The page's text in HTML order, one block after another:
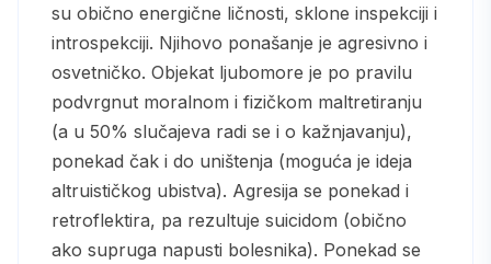
su obično energične ličnosti, sklone inspekciji i
introspekciji. Njihovo ponašanje je agresivno i
osvetničko. Objekat ljubomore je po pravilu
podvrgnut moralnom i fizičkom maltretiranju
(a u 50% slučajeva radi se i o kažnjavanju),
ponekad čak i do uništenja (moguća je ideja
altruističkog ubistva). Agresija se ponekad i
retroflektira, pa rezultuje suicidom (obično
ako supruga napusti bolesnika). Ponekad se